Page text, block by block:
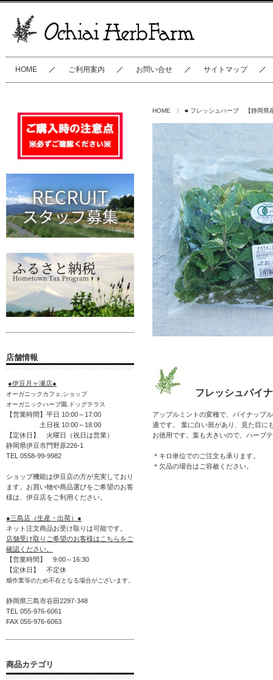
HOME ご利用案内 お問い合せ サイトマップ
HOME ■ フレッシュハーブ 【静岡県
フレッシュパイ
アップルミントの変種で、パイナップ
適です。 葉に白い斑があり、見た目に
お徳用です。葉も大きいので、ハーブ
＊キロ単位でのご注文も承ります。
＊欠品の場合はご容赦ください。
店舗情報
●伊豆月ヶ瀬店●
オーガニックカフェ,ショップ
オーガニックハーブ園,ドッグテラス
【営業時間】平日 10:00～17:00
土日祝 10:00～18:00
【定休日】 火曜日（祝日は営業）
静岡県伊豆市門野原226-1
TEL 0558-99-9982
ショップ機能は伊豆店の方が充実しており
ます。お買い物や商品選びをご希望のお客
様は、伊豆店をご利用ください。
●三島店（生産・出荷）●
ネット注文商品お受け取りは可能です。
店舗受け取りご希望のお客様はこちらをご
確認ください。
【営業時間】 9:00～16:30
【定休日】 不定休
畑作業等のため不在となる場合がございます。
静岡県三島市谷田2297-348
TEL 055-976-6061
FAX 055-976-6063
商品カテゴリ